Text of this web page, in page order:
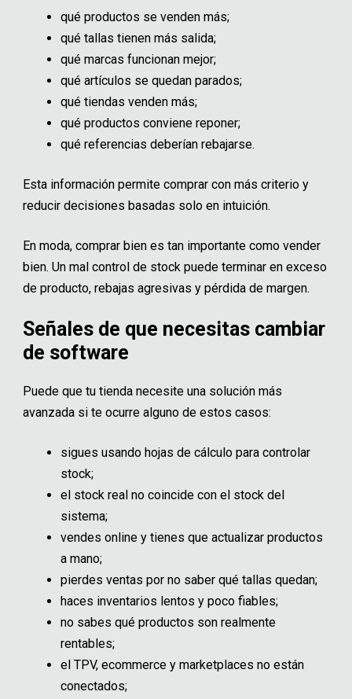
qué productos se venden más;
qué tallas tienen más salida;
qué marcas funcionan mejor;
qué artículos se quedan parados;
qué tiendas venden más;
qué productos conviene reponer;
qué referencias deberían rebajarse.
Esta información permite comprar con más criterio y
reducir decisiones basadas solo en intuición.
En moda, comprar bien es tan importante como vender
bien. Un mal control de stock puede terminar en exceso
de producto, rebajas agresivas y pérdida de margen.
Señales de que necesitas cambiar
de software
Puede que tu tienda necesite una solución más
avanzada si te ocurre alguno de estos casos:
sigues usando hojas de cálculo para controlar
stock;
el stock real no coincide con el stock del
sistema;
vendes online y tienes que actualizar productos
a mano;
pierdes ventas por no saber qué tallas quedan;
haces inventarios lentos y poco fiables;
no sabes qué productos son realmente
rentables;
el TPV, ecommerce y marketplaces no están
conectados;